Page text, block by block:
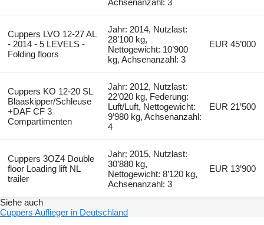
Achsenanzahl: 3
Cuppers LVO 12-27 AL
- 2014 - 5 LEVELS -
Folding floors
Jahr: 2014, Nutzlast:
28’100 kg,
Nettogewicht: 10’900
kg, Achsenanzahl: 3
EUR 45’000
Cuppers KO 12-20 SL
Blaaskipper/Schleuse
+DAF CF 3
Compartimenten
Jahr: 2012, Nutzlast:
22’020 kg, Federung:
Luft/Luft, Nettogewicht:
9’980 kg, Achsenanzahl:
4
EUR 21’500
Cuppers 3OZ4 Double
floor Loading lift NL
trailer
Jahr: 2015, Nutzlast:
30’880 kg,
Nettogewicht: 8’120 kg,
Achsenanzahl: 3
EUR 13’900
Siehe auch
Cuppers Auflieger in Deutschland